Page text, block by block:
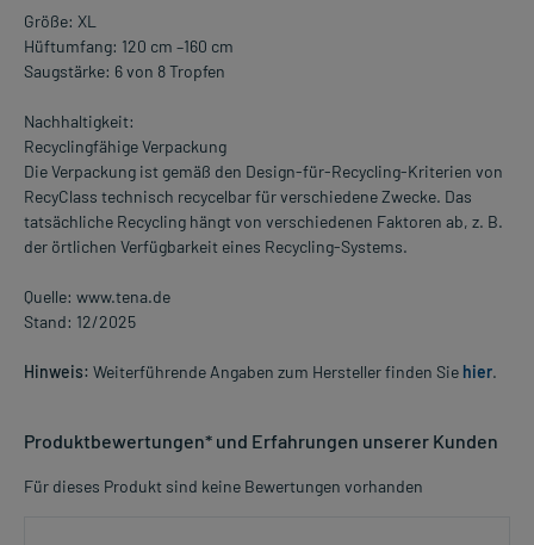
Größe: XL
Hüftumfang: 120 cm –160 cm
Saugstärke: 6 von 8 Tropfen
Nachhaltigkeit:
Recyclingfähige Verpackung
Die Verpackung ist gemäß den Design-für-Recycling-Kriterien von
RecyClass technisch recycelbar für verschiedene Zwecke. Das
tatsächliche Recycling hängt von verschiedenen Faktoren ab, z. B.
der örtlichen Verfügbarkeit eines Recycling-Systems.
Quelle: www.tena.de
Stand: 12/2025
Hinweis: Weiterführende Angaben zum Hersteller finden Sie hier.
Produktbewertungen* und Erfahrungen unserer Kunden
Für dieses Produkt sind keine Bewertungen vorhanden